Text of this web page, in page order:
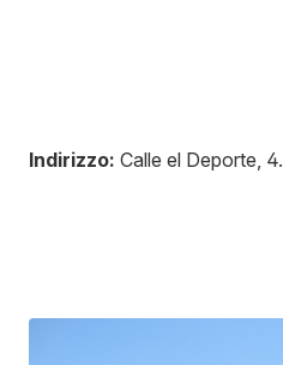
Indirizzo: Calle el Deporte, 4.